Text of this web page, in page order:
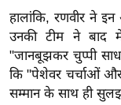
w
s
ला
इ
फ
हालांकि, रणवीर ने इन
उनकी टीम ने बाद
"जानबूझकर चुप्पी
कि "पेशेवर चर्चाओं और
सम्मान के साथ ही